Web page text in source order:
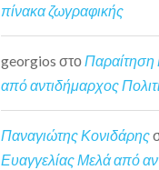
πίνακα ζωγραφικής
georgios στοΠαραίτηση
από αντιδήμαρχος
Παναγιώτης Κονιδάρης
Ευαγγελίας Μελά από